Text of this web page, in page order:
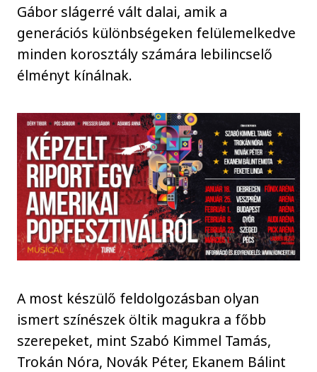
Gábor slágerré vált dalai, amik a
generációs különbségeken felülemelkedve
minden korosztály számára lebilincselő
élményt kínálnak.
A most készülő feldolgozásban olyan
ismert színészek öltik magukra a főbb
szerepeket, mint Szabó Kimmel Tamás,
Trokán Nóra, Novák Péter, Ekanem Bálint